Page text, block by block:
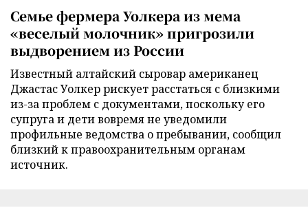
Семье фермера Уолкера из мема
«веселый молочник» пригрозили
выдворением из России
Известный алтайский сыровар американец
Джастас Уолкер рискует расстаться с близкими
из-за проблем с документами, поскольку его
супруга и дети вовремя не уведомили
профильные ведомства о пребывании, сообщил
близкий к правоохранительным органам
источник.